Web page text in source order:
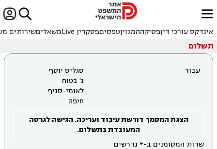

ﱐ
אינדקס עורכי דיןפסיקההמגזיןטפסיםפסקדין Live משאליםשירותים
תשלום
עבור
סגליס יוסף
נ' בטוח
לאומי-סניף
חיפה
הצגת המסמך דורשת עיבוד ועריכה. הגישה לגרסה
המעובדת בתשלום.
שדות המסומנים ב-* נדרשים